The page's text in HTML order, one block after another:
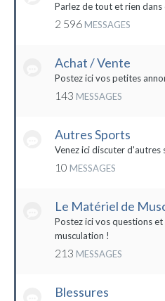
Parlez de tout et rien dans
2 596 MESSAGES
Achat / Vente
Postez ici vos petites
143 MESSAGES
Autres Sports
Venez ici discuter d'autres
10 MESSAGES
Le Matériel de
Postez ici vos questions
musculation !
213 MESSAGES
Blessures